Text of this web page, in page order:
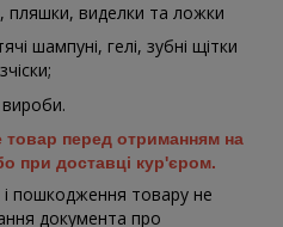
пляшки, виделки та ложки
шампуні, гелі, зубні щітки
товар перед отриманням на
при доставці кур'єром.
пошкодження товару не
документа про